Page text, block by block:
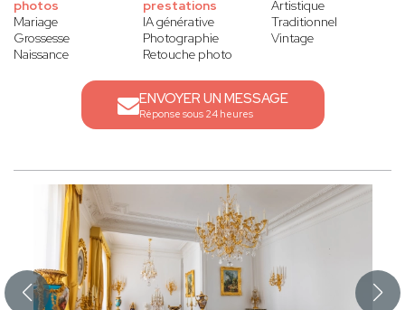
photos
Mariage
Grossesse
Naissance
prestations
IA générative
Photographie
Retouche photo
Artistique
Traditionnel
Vintage
ENVOYER UN MESSAGE
Réponse sous 24 heures